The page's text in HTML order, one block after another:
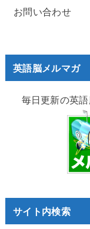
お問い合わせ
英語脳メルマガ
毎日更新の英
サイト内検索